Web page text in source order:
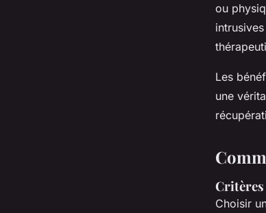
ou
Les
une
Critères
Choisir